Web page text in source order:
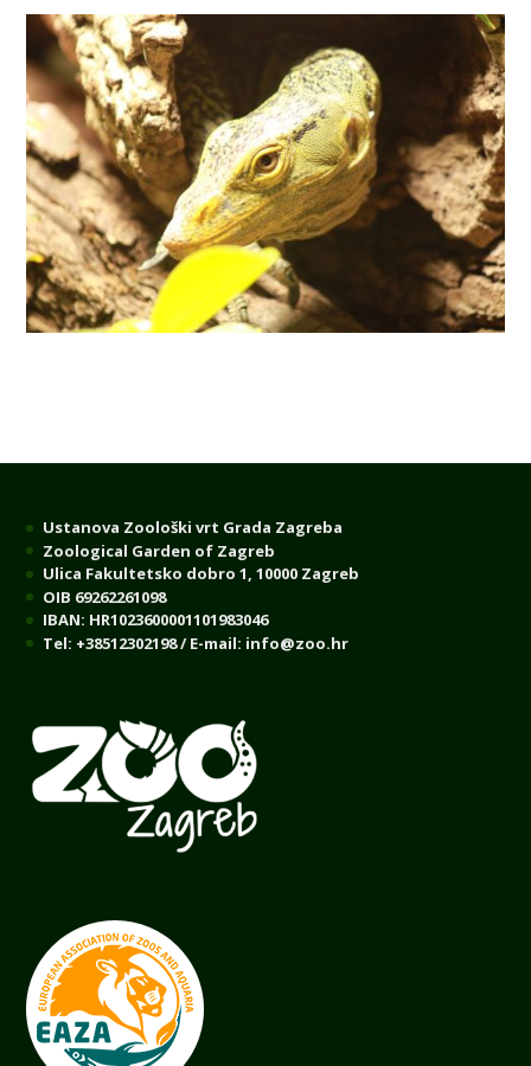
Ustanova Zoološki vrt Grada Zagreba
Zoological Garden of Zagreb
Ulica Fakultetsko dobro 1, 10000 Zagreb
OIB 69262261098
IBAN: HR1023600001101983046
Tel: +38512302198 / E-mail: info@zoo.hr